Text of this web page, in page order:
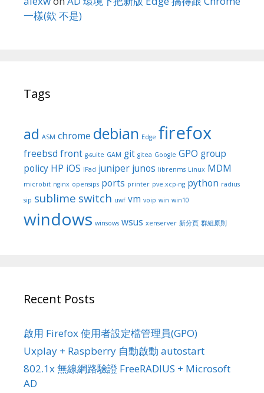
一樣(欸 不是)
Tags
ad ASM chrome debian Edge firefox
freebsd front g-suite GAM git gitea Google GPO group
policy HP iOS IPad juniper junos librenms Linux MDM
microbit nginx opensips ports printer pve.xcp-ng python radius
sip sublime switch uwf vm voip win win10
windows winsows wsus xenserver 新分頁 群組原則
Recent Posts
啟用 Firefox 使用者設定檔管理員(GPO)
Uxplay + Raspberry 自動啟動 autostart
802.1x 無線網路驗證 FreeRADIUS + Microsoft
AD